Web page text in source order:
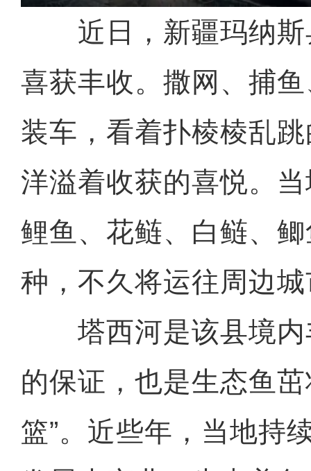
近日，新疆玛纳斯
喜获丰收。撒网、捕
装车，看着扑棱棱乱
洋溢着收获的喜悦。
鲤鱼、花鲢、白鲢、
种，不久将运往周边
塔西河是该县境内
的保证，也是生态鱼
篮”。近些年，当地持
新疆昭苏县：巴勒克苏草